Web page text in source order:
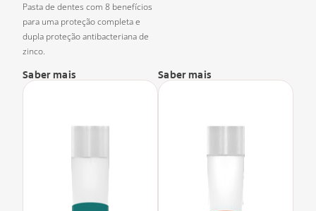
Pasta de dentes com 8 benefícios
para uma proteção completa e
dupla proteção antibacteriana de
zinco.
Saber mais Saber mais